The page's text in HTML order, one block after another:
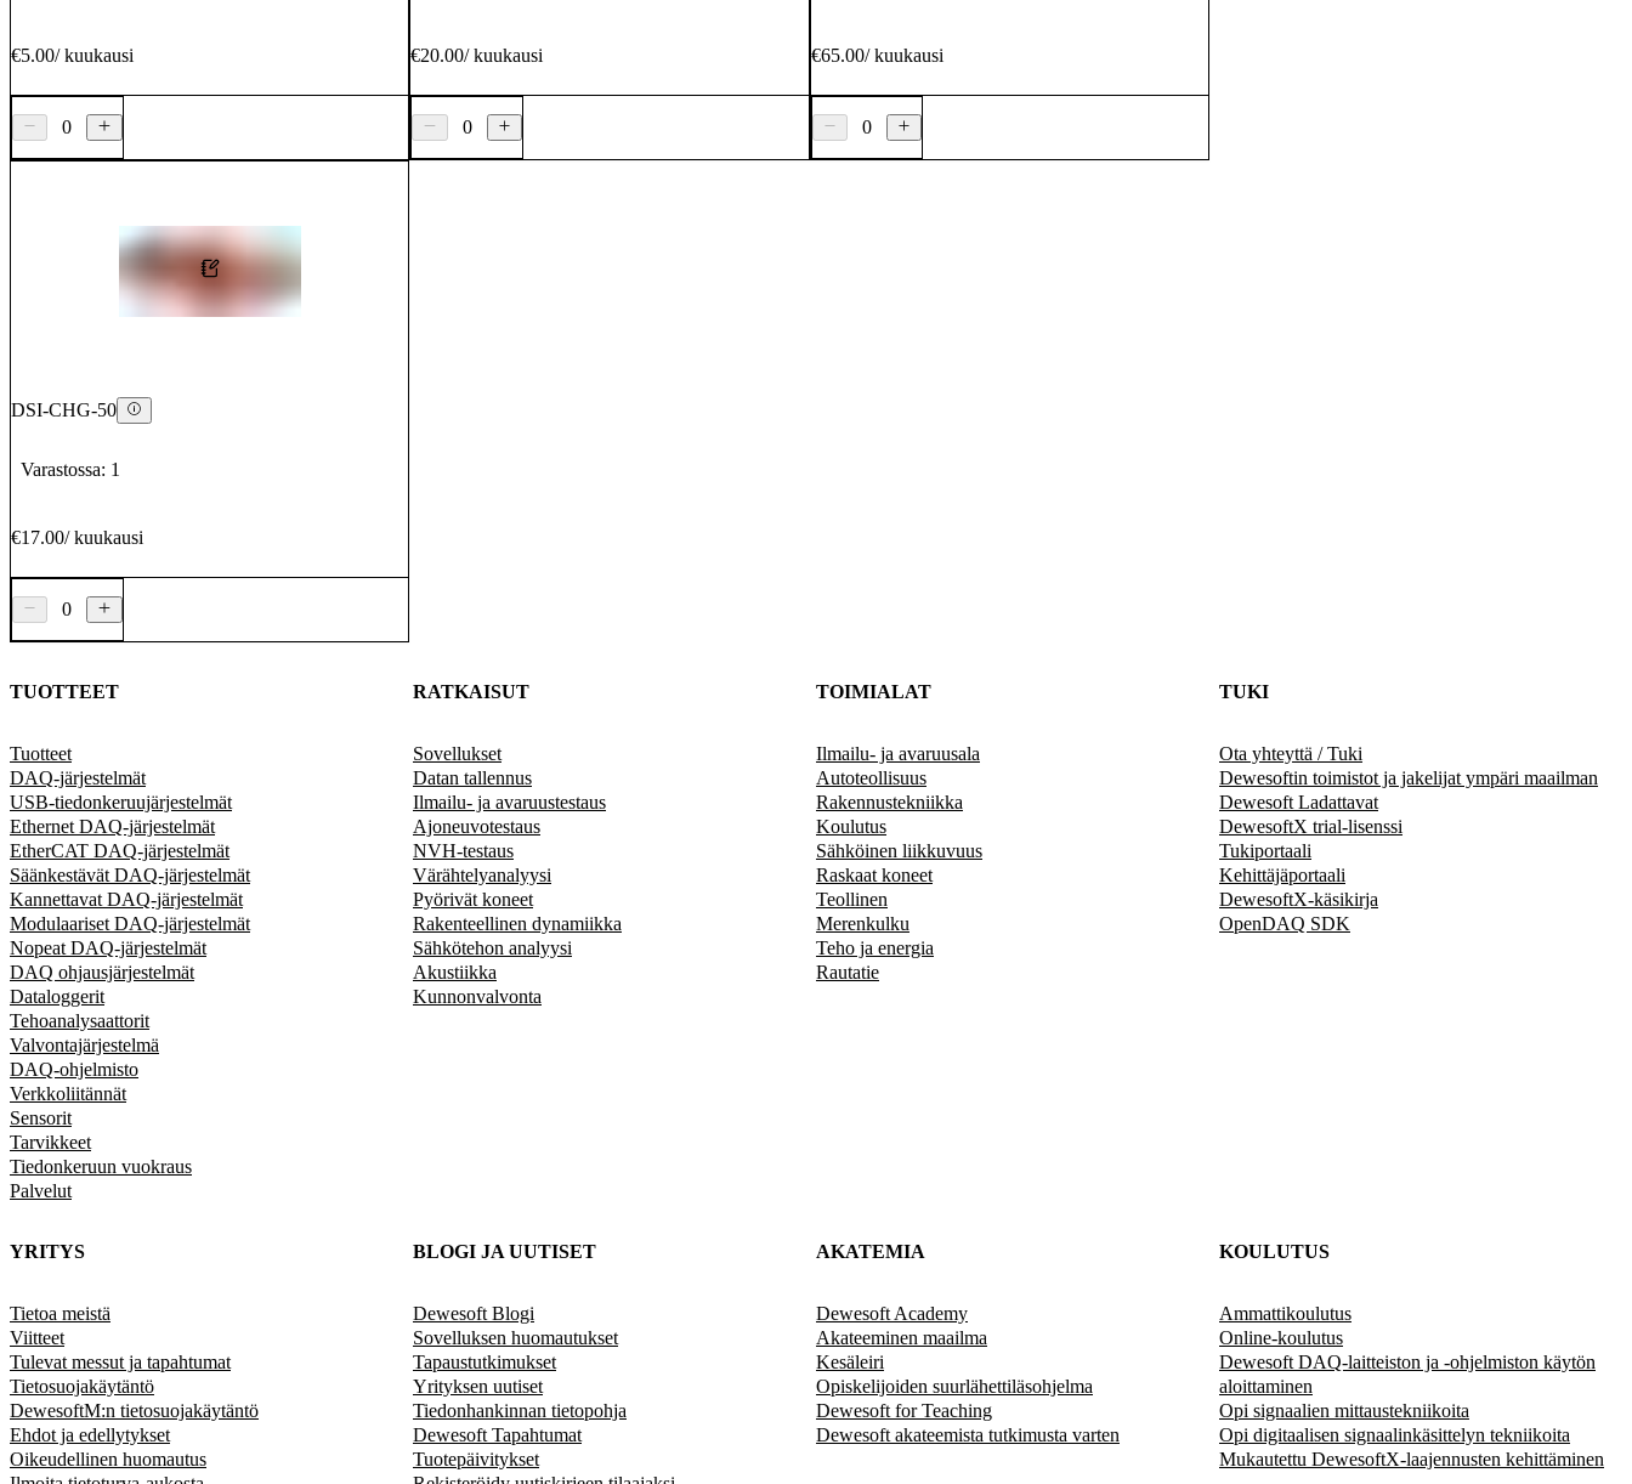
€5.00/kuukausi
0
€20.00/kuukausi
0
€65.00/kuukausi
0
DSI-CHG-50
Varastossa: 1
€17.00/kuukausi
0
TUOTTEET
Tuotteet
DAQ-järjestelmät
USB-tiedonkeruujärjestelmät
Ethernet DAQ-järjestelmät
EtherCAT DAQ-järjestelmät
Säänkestävät DAQ-järjestelmät
Kannettavat DAQ-järjestelmät
Modulaariset DAQ-järjestelmät
Nopeat DAQ-järjestelmät
DAQ ohjausjärjestelmät
Dataloggerit
Tehoanalysaattorit
Valvontajärjestelmä
DAQ-ohjelmisto
Verkkoliitännät
Sensorit
Tarvikkeet
Tiedonkeruun vuokraus
Palvelut
RATKAISUT
Sovellukset
Datan tallennus
Ilmailu- ja avaruustestaus
Ajoneuvotestaus
NVH-testaus
Värähtelyanalyysi
Pyörivät koneet
Rakenteellinen dynamiikka
Sähkötehon analyysi
Akustiikka
Kunnonvalvonta
TOIMIALAT
Ilmailu- ja avaruusala
Autoteollisuus
Rakennustekniikka
Koulutus
Sähköinen liikkuvuus
Raskaat koneet
Teollinen
Merenkulku
Teho ja energia
Rautatie
TUKI
Ota yhteyttä / Tuki
Dewesoftin toimistot ja jakelijat ympäri maailman
Dewesoft Ladattavat
DewesoftX trial-lisenssi
Tukiportaali
Kehittäjäportaali
DewesoftX-käsikirja
OpenDAQ SDK
YRITYS
Tietoa meistä
Viitteet
Tulevat messut ja tapahtumat
Tietosuojakäytäntö
DewesoftM:n tietosuojakäytäntö
Ehdot ja edellytykset
Oikeudellinen huomautus
BLOGI JA UUTISET
Dewesoft Blogi
Sovelluksen huomautukset
Tapaustutkimukset
Yrityksen uutiset
Tiedonhankinnan tietopohja
Dewesoft Tapahtumat
Tuotepäivitykset
AKATEMIA
Dewesoft Academy
Akateeminen maailma
Kesäleiri
Opiskelijoiden suurlähettiläsohjelma
Dewesoft for Teaching
Dewesoft akateemista tutkimusta varten
KOULUTUS
Ammattikoulutus
Online-koulutus
Dewesoft DAQ-laitteiston ja -ohjelmiston käytön
aloittaminen
Opi signaalien mittaustekniikoita
Opi digitaalisen signaalinkäsittelyn tekniikoita
Mukautettu DewesoftX-laajennusten kehittäminen